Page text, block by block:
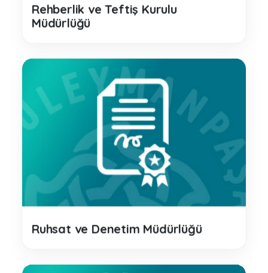
Rehberlik ve Teftiş Kurulu
Müdürlüğü
Ruhsat ve Denetim Müdürlüğü